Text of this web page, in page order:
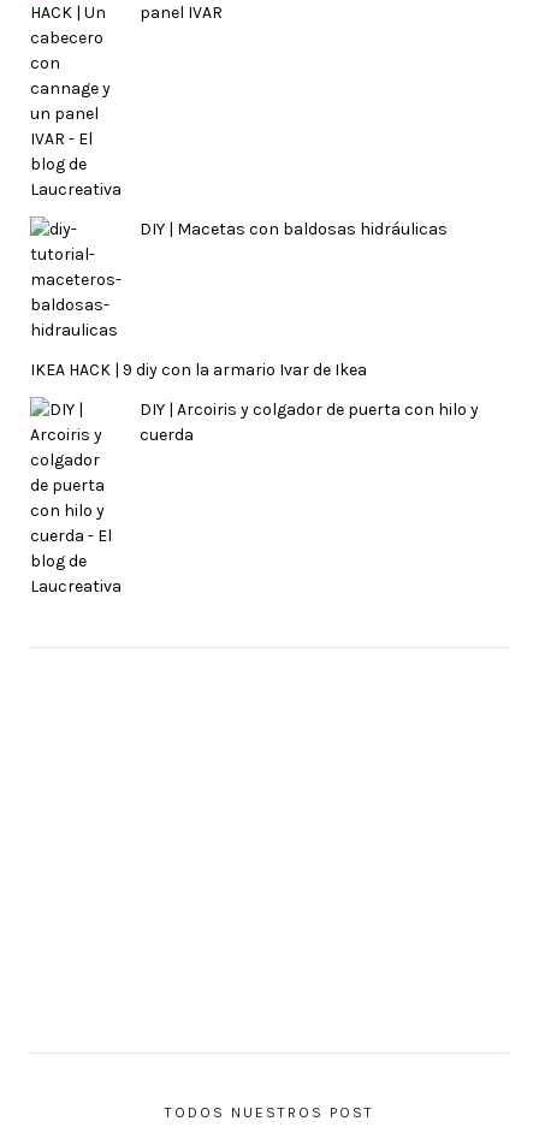
panel IVAR
DIY | Macetas con baldosas hidráulicas
IKEA HACK | 9 diy con la armario Ivar de Ikea
DIY | Arcoiris y colgador de puerta con hilo y
cuerda
TODOS NUESTROS POST